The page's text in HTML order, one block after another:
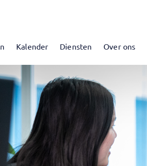
Kalender Diensten Over ons